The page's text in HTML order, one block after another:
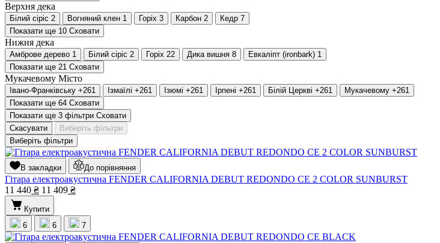
Верхня дека
Білий сіріс 2 Вогняний клен 1 Горіх 3 Карбон 2 Кедр 7
Показати ще 10 Сховати
Нижня дека
Амброве дерево 1 Білий сіріс 2 Горіх 22 Дика вишня 8 Евкаліпт (ironbark) 1
Показати ще 21 Сховати
Мукачевому Місто
Івано-Франківську +261 Ізмаїлі +261 Ізюмі +261 Ірпені +261 Білій Церкві +261 Мукачевому +261
Показати ще 64 Сховати
Показати ще 3 фільтри Сховати
Скасувати
Виберіть фільтри
Виберіть фільтри
В закладки До порівняння
Гітара електроакустична FENDER CALIFORNIA DEBUT REDONDO CE 2 COLOR SUNBURST
11 440 ₴ 11 409 ₴
Купити
6
6 7